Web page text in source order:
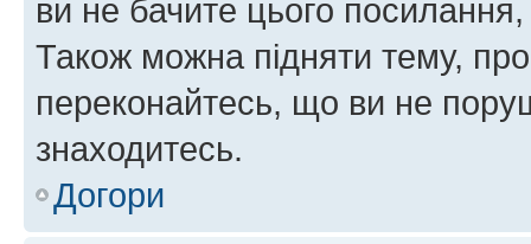
ви не бачите цього
Також можна підняти тему,
переконайтесь, що ви не
знаходитесь.
Догори